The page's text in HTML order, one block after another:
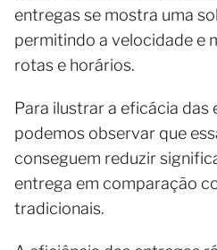
entregas se mostra uma
permitindo a velocidade e
rotas e horários.
Para ilustrar a eficácia das
podemos observar que
conseguem reduzir
entrega em comparação
tradicionais.